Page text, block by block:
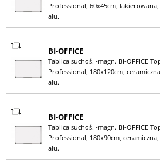
Professional, 60x45cm,
alu.
BI-OFFICE
Tablica suchoś. -magn. BI-OFFICE
Professional, 180x120cm,
alu.
BI-OFFICE
Tablica suchoś. -magn. BI-OFFICE
Professional, 180x90cm,
alu.